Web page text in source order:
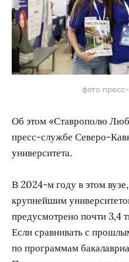
фото
Об этом «Ставрополю
пресс-службе Северо-
университета.
В 2024-м году в этом
крупнейшим
предусмотрено почти 3,4
Если сравнивать с
по программам